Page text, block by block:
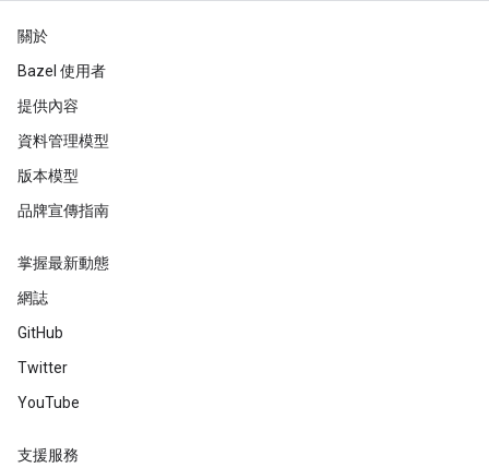
關於
Bazel 使用者
提供內容
資料管理模型
版本模型
品牌宣傳指南
掌握最新動態
網誌
GitHub
Twitter
YouTube
支援服務